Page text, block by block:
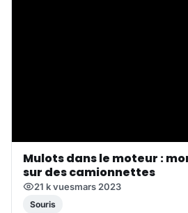
Mulots dans le moteur :
sur des camionnettes
21 k vuesmars 2023
Souris